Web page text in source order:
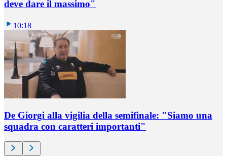
deve dare il massimo"
10:18
De Giorgi alla vigilia della semifinale: "Siamo una
squadra con caratteri importanti"